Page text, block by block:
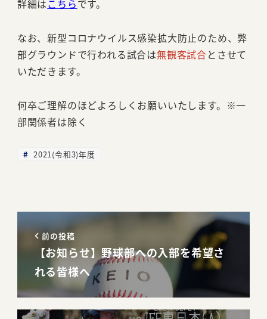
詳細はこちらです。
なお、新型コロナウイルス感染拡大防止のため、弊
部グラウンドで行われる試合は無観客試合とさせて
いただきます。
何卒ご理解のほどよろしくお願いいたします。※一
部関係者は除く
2021(令和3)年度
前の投稿
【お知らせ】野球部への入部を希望さ
れる皆様へ